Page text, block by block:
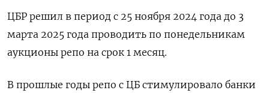
ЦБР решил в период с 25 ноября 2024 года до 3
марта 2025 года проводить по понедельникам
аукционы репо на срок 1 месяц.
В прошлые годы репо с ЦБ стимулировало банки